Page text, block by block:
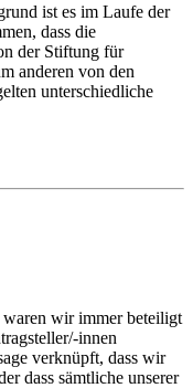
ist es im Laufe der
dass die
der Stiftung für
anderen von den
unterschiedliche
waren wir immer beteiligt
innen
verknüpft, dass wir
dass sämtliche unserer